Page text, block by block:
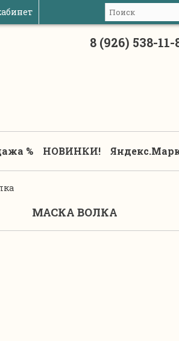
8 (926) 538-
% НОВИНКИ!
МАСКА ВОЛКА